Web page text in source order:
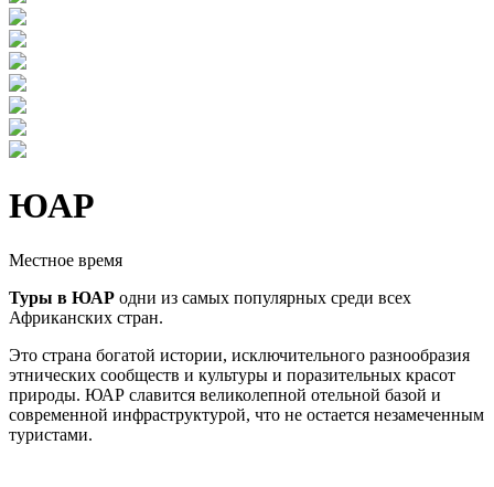
ЮАР
Местное время
Туры в ЮАР одни из самых популярных среди всех
Африканских стран.
Это страна богатой истории, исключительного разнообразия
этнических сообществ и культуры и поразительных красот
природы. ЮАР славится великолепной отельной базой и
современной инфраструктурой, что не остается незамеченным
туристами.